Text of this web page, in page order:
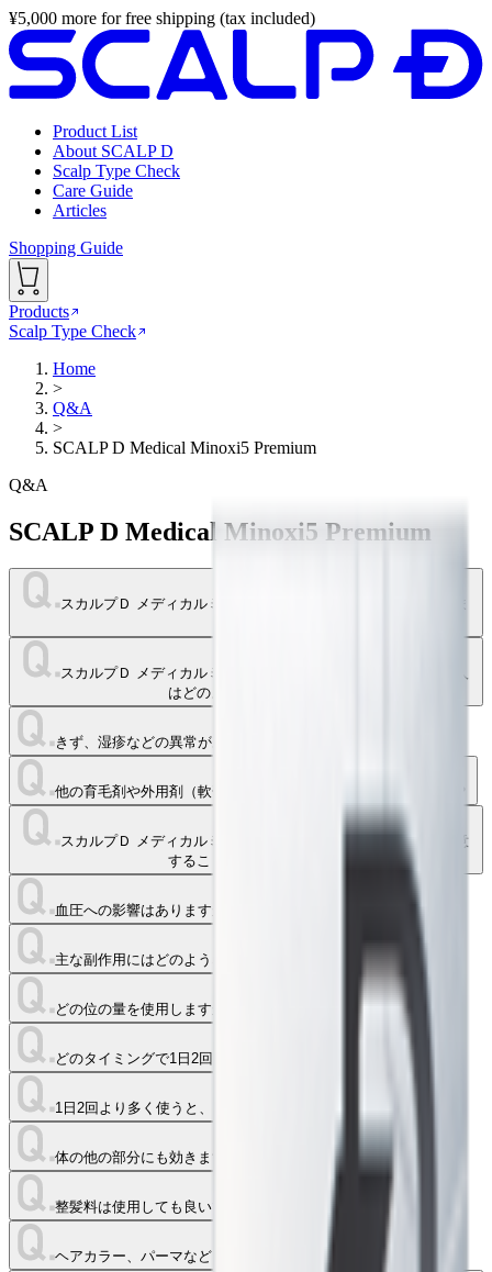
¥5,000 more for free shipping (tax included)
Product List
About SCALP D
Scalp Type Check
Care Guide
Articles
Shopping Guide
Products
Scalp Type Check
Home
>
Q&A
>
SCALP D Medical Minoxi5 Premium
Q&A
SCALP D Medical Minoxi5 Premium
スカルプＤ メディカルミノキ５ プレミアムはどんな人に効きま
スカルプＤ メディカルミノキ５ プレミアムの使用に適さない人
はどのような人ですか？
きず、湿疹などの異常がある部位に使っても大丈夫ですか？
他の育毛剤や外用剤（軟膏、液剤等）は使用してもいいですか？
スカルプＤ メディカルミノキ５ プレミアムを使用する前に注意
することはありますか？
血圧への影響はありますか？
主な副作用にはどのようなものがありますか？
どの位の量を使用しますか？
どのタイミングで1日2回使用したら良いですか？
1日2回より多く使うと、もっと早く、よく効きますか？
体の他の部分にも効きますか？
整髪料は使用しても良いですか？
ヘアカラー、パーマなどをかけても良いですか？